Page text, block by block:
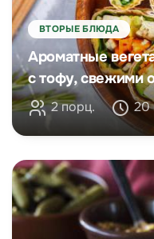
ВТОРЫЕ БЛЮДА
Ароматные
с тофу, свежими
2 порц. 20